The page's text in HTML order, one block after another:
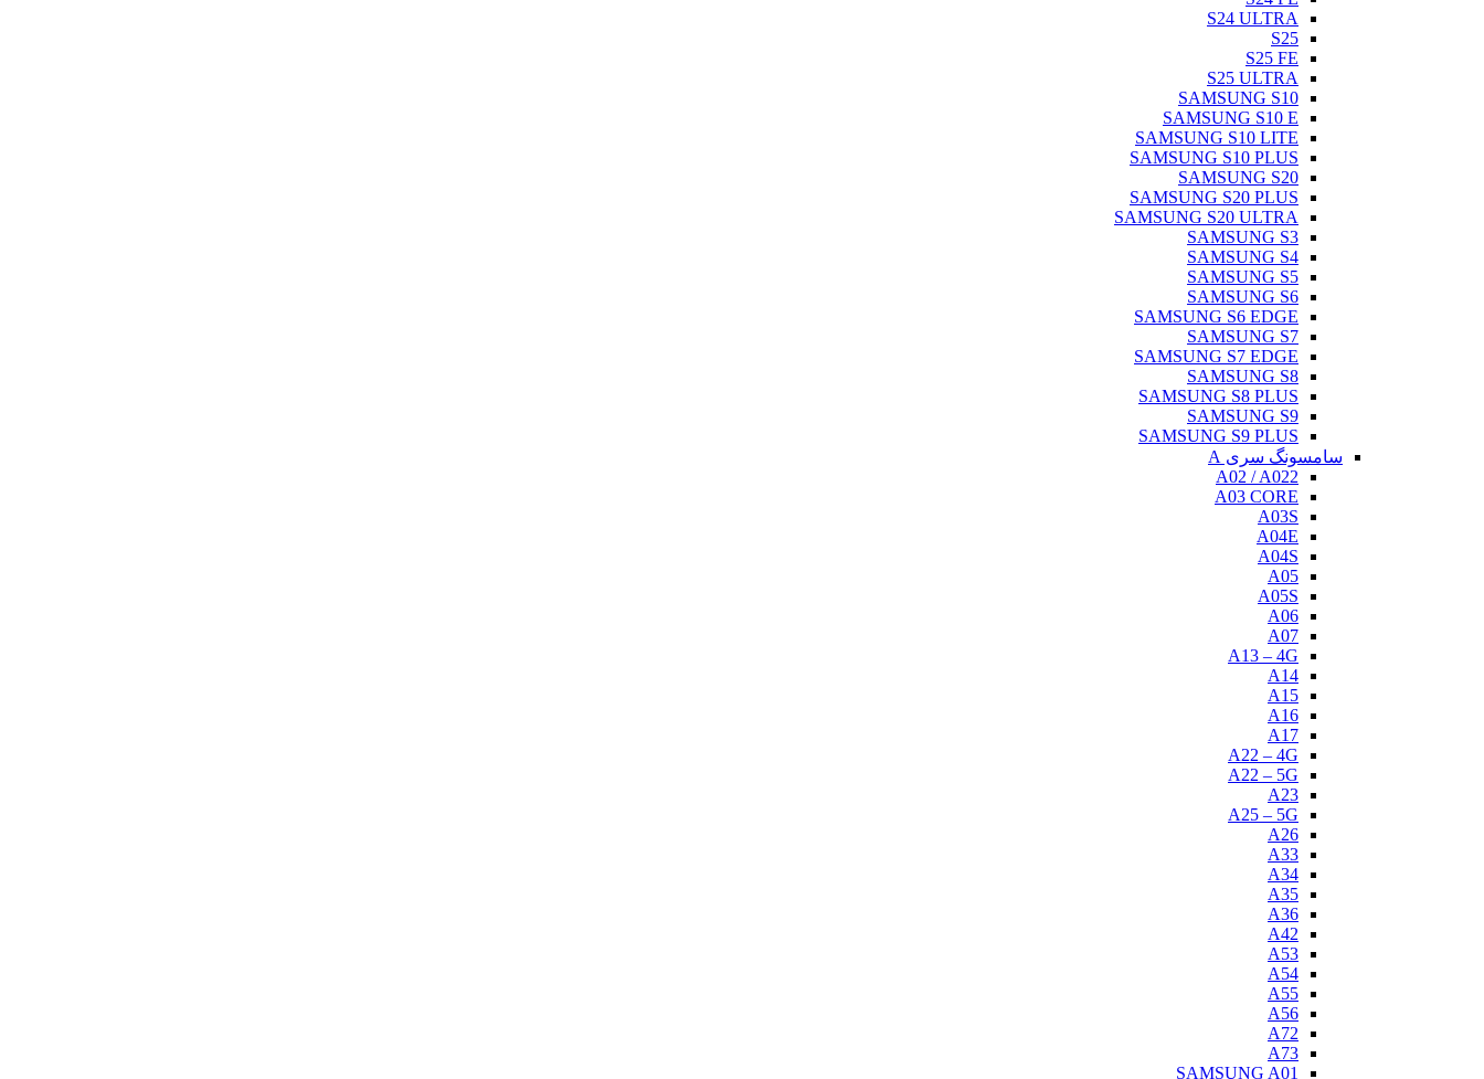
S24 ULTRA
S25
S25 FE
S25 ULTRA
SAMSUNG S10
SAMSUNG S10 E
SAMSUNG S10 LITE
SAMSUNG S10 PLUS
SAMSUNG S20
SAMSUNG S20 PLUS
SAMSUNG S20 ULTRA
SAMSUNG S3
SAMSUNG S4
SAMSUNG S5
SAMSUNG S6
SAMSUNG S6 EDGE
SAMSUNG S7
SAMSUNG S7 EDGE
SAMSUNG S8
SAMSUNG S8 PLUS
SAMSUNG S9
SAMSUNG S9 PLUS
سامسونگ سری A
A02 / A022
A03 CORE
A03S
A04E
A04S
A05
A05S
A06
A07
A13 – 4G
A14
A15
A16
A17
A22 – 4G
A22 – 5G
A23
A25 – 5G
A26
A33
A34
A35
A36
A42
A53
A54
A55
A56
A72
A73
SAMSUNG A01